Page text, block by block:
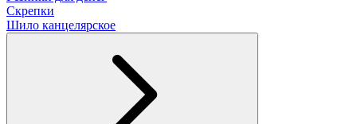
Скрепки
Шило канцелярское